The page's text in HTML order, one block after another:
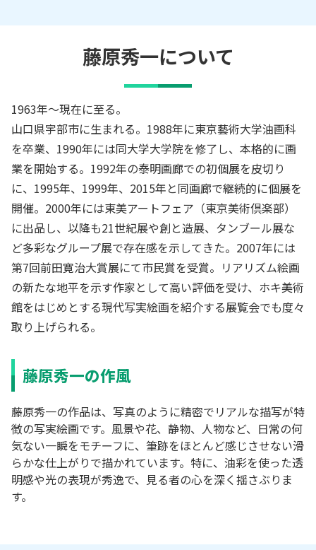
藤原秀一について
1963年～現在に至る。
山口県宇部市に生まれる。1988年に東京藝術大学油画科
を卒業、1990年には同大学大学院を修了し、本格的に画
業を開始する。1992年の泰明画廊での初個展を皮切り
に、1995年、1999年、2015年と同画廊で継続的に個展を
開催。2000年には東美アートフェア（東京美術倶楽部）
に出品し、以降も21世紀展や創と造展、タンブール展な
ど多彩なグループ展で存在感を示してきた。2007年には
第7回前田寛治大賞展にて市民賞を受賞。リアリズム絵画
の新たな地平を示す作家として高い評価を受け、ホキ美術
館をはじめとする現代写実絵画を紹介する展覧会でも度々
取り上げられる。
藤原秀一の作風
藤原秀一の作品は、写真のように精密でリアルな描写が特
徴の写実絵画です。風景や花、静物、人物など、日常の何
気ない一瞬をモチーフに、筆跡をほとんど感じさせない滑
らかな仕上がりで描かれています。特に、油彩を使った透
明感や光の表現が秀逸で、見る者の心を深く揺さぶりま
す。